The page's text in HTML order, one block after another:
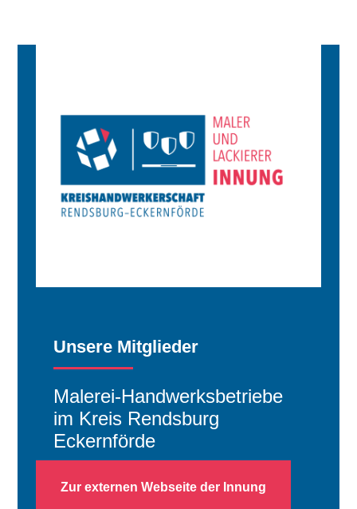
Unsere Mitglieder
Malerei-Handwerksbetriebe
im Kreis Rendsburg
Eckernförde
Zur externen Webseite der Innung